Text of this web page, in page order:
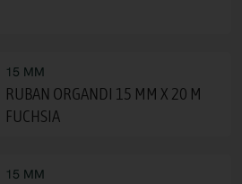
15 MM
RUBAN ORGANDI 15 MM X 20 M
FUCHSIA
15 MM